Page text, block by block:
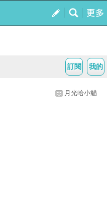
我的
訂閱
月光哈小貓